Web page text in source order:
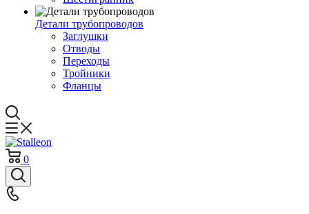
Детали трубопроводов
Заглушки
Отводы
Переходы
Тройники
Фланцы
0